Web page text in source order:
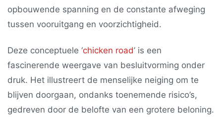
opbouwende spanning en de constante afweging
tussen vooruitgang en voorzichtigheid.
Deze conceptuele ‘chicken road’ is een
fascinerende weergave van besluitvorming onder
druk. Het illustreert de menselijke neiging om te
blijven doorgaan, ondanks toenemende risico’s,
gedreven door de belofte van een grotere beloning.